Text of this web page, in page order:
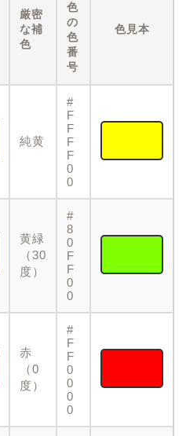
厳密
な補
色
色
の
色
番
号
色見本
純黄
#
F
F
F
F
0
0
黄緑
（30
度）
#
8
0
F
F
0
0
赤
（0
度）
#
F
F
0
0
0
0